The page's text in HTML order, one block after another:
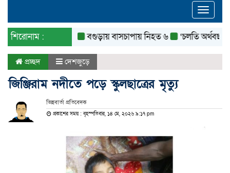
Toggle
শিরোনাম : বগুড়ায় বাসচাপায় নিহত ৬ ‘চলতি অর্থবছরেই
প্রচ্ছদ দেশজুড়ে
জিঞ্জিরাম নদীতে পড়ে স্কুলছাত্রের মৃত্যু
ভিন্নবার্তা প্রতিবেদক
প্রকাশের সময় : বৃহস্পতিবার, ১৪ মে, ২০২৬ ৯:১৭ pm